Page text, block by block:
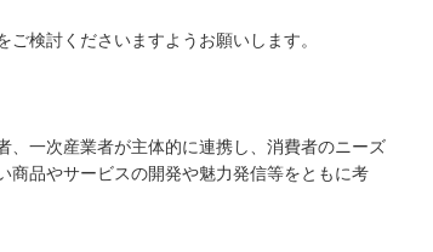
検討くださいますようお願いします。
一次産業者が主体的に連携し、消費者のニーズ
品やサービスの開発や魅力発信等をともに考